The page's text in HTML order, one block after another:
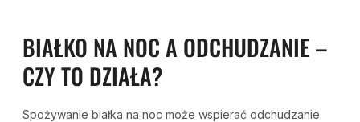
BIAŁKO NA NOC A ODCHUDZANIE –
CZY TO DZIAŁA?
Spożywanie białka na noc może wspierać odchudzanie.